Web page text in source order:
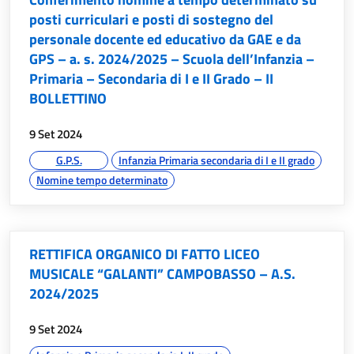
posti curriculari e posti di sostegno del
personale docente ed educativo da GAE e da
GPS – a. s. 2024/2025 – Scuola dell’Infanzia –
Primaria – Secondaria di I e II Grado – II
BOLLETTINO
data:
9 Set 2024
argomenti:
G.P.S.
Infanzia Primaria secondaria di I e II grado
Nomine tempo determinato
RETTIFICA ORGANICO DI FATTO LICEO
MUSICALE “GALANTI” CAMPOBASSO – A.S.
2024/2025
data:
9 Set 2024